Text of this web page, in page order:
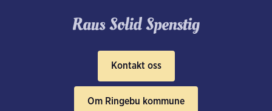
Kontakt oss
Om Ringebu kommune